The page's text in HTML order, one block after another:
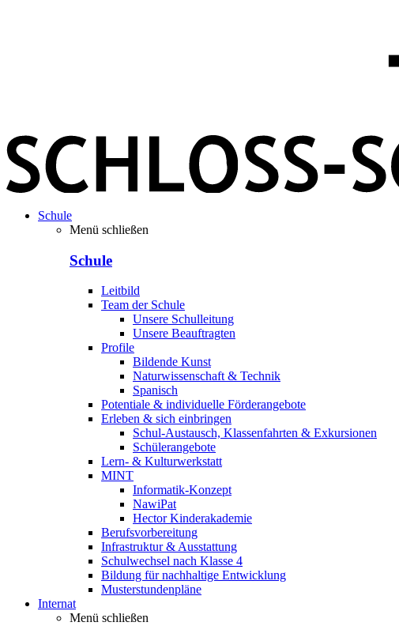
Schule
Menü schließen
Schule
Leitbild
Team der Schule
Unsere Schulleitung
Unsere Beauftragten
Profile
Bildende Kunst
Naturwissenschaft & Technik
Spanisch
Potentiale & individuelle Förderangebote
Erleben & sich einbringen
Schul-Austausch, Klassenfahrten & Exkursionen
Schülerangebote
Lern- & Kulturwerkstatt
MINT
Informatik-Konzept
NawiPat
Hector Kinderakademie
Berufsvorbereitung
Infrastruktur & Ausstattung
Schulwechsel nach Klasse 4
Bildung für nachhaltige Entwicklung
Musterstundenpläne
Internat
Menü schließen